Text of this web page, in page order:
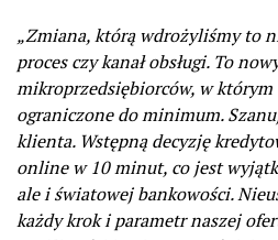
„Zmiana, którą wdrożyliśmy to
proces czy kanał obsługi. To
mikroprzedsiębiorców, w którym
ograniczone do minimum.
klienta. Wstępną decyzję
online w 10 minut, co jest
ale i światowej bankowości.
każdy krok i parametr naszej